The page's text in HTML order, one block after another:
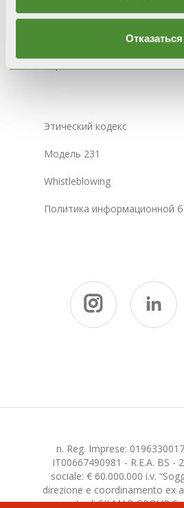
Отказаться
Интегрированная системная
Этический кодекс
Модель 231
Whistleblowing
Политика информационной
n. Reg. Imprese:
IT00667490981 - R.E.A. BS -
sociale: € 60.000.000 i.v.
direzione e coordinamento ex
parte di SILMAR GROUP